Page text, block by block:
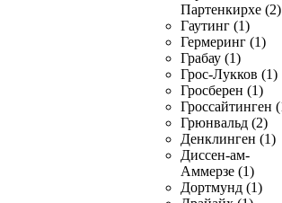
Партенкирхе (2)
Гаутинг (1)
Гермеринг (1)
Грабау (1)
Грос-Лукков (1)
Гросберен (1)
Гроссайтинген
Грюнвальд (2)
Денклинген (1)
Диссен-ам-
Аммерзе (1)
Дортмунд (1)